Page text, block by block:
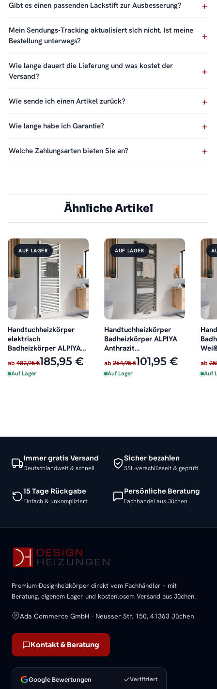
Gibt es einen passenden Lackstift zur Ausbesserung?
Mein Sendungs-Tracking aktualisiert sich nicht. Ist meine
Bestellung unterwegs?
Wie lange dauert die Lieferung und was kostet der
Versand?
Wie sende ich einen Artikel zurück?
Wie lange habe ich Garantie?
Welche Zahlungsarten bieten Sie an?
Ähnliche Artikel
AUF LAGER
Handtuchheizkörper
elektrisch
Badheizkörper ALPIYA
Weiß inkl. Heizstab
ab 482,95 €185,95 €
Auf Lager
AUF LAGER
Handtuchheizkörper
Badheizkörper ALPIYA
Anthrazit
Mittelanschluss
ab 264,95 €101,95 €
Auf Lager
ab
Auf
Immer gratis Versand
Deutschlandweit & schnell
Sicher bezahlen
SSL-verschlüsselt & geprüft
15 Tage Rückgabe
Einfach & unkompliziert
Persönliche Beratung
Fachhandel aus Jüchen
Premium-Designheizkörper direkt vom Fachhändler – mit
Beratung, eigenem Lager und kostenlosem Versand aus Jüchen.
Ada Commerce GmbH · Neusser Str. 150, 41363 Jüchen
Kontakt & Beratung
Google Bewertungen Verifiziert